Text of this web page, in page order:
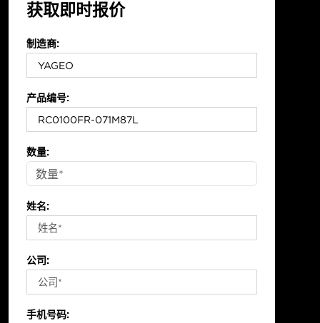
获取即时报价
制造商:
产品编号:
数量:
姓名:
公司:
手机号码: